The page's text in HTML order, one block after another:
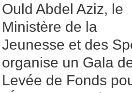
Ould Abdel Aziz, le
Ministère de la
Jeunesse et des
organise un Gala
Levée de Fonds